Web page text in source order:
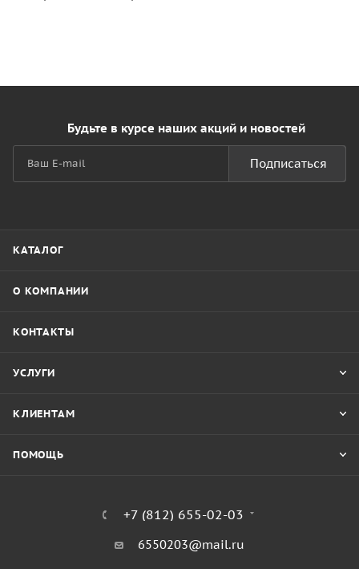
Будьте в курсе наших акций и новостей
Подписаться
КАТАЛОГ
О КОМПАНИИ
КОНТАКТЫ
УСЛУГИ
КЛИЕНТАМ
ПОМОЩЬ
+7 (812) 655-02-03
6550203@mail.ru